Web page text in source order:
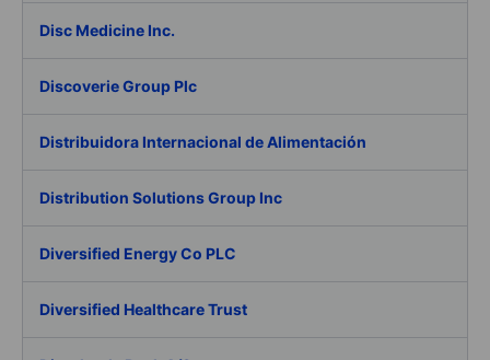
Disc Medicine Inc.
Discoverie Group Plc
Distribuidora Internacional de Alimentación
Distribution Solutions Group Inc
Diversified Energy Co PLC
Diversified Healthcare Trust